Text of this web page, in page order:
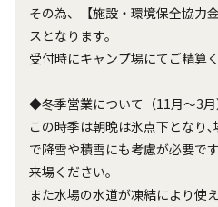
その為、【施設・環境保全協力
スとなります。
受付時にキャンプ場にてご精算く
◆冬季営業について（11月〜3月
この時季は朝晩は氷点下となり
で降雪や積雪にも考慮が必要で
来場ください。
また水場の水道が凍結により使